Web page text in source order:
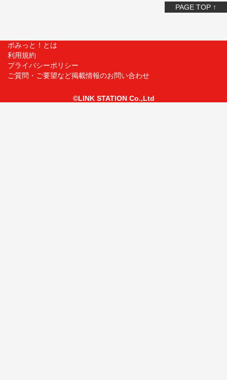
PAGE TOP ↑
ポみっと！とは
利用規約
プライバシーポリシー
ご質問・ご要望など掲載情報のお問い合わせ
©LINK STATION Co.,Ltd